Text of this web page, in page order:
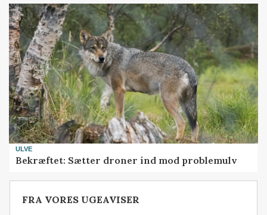
ULVE
Bekræftet: Sætter droner ind mod problemulv
FRA VORES UGEAVISER